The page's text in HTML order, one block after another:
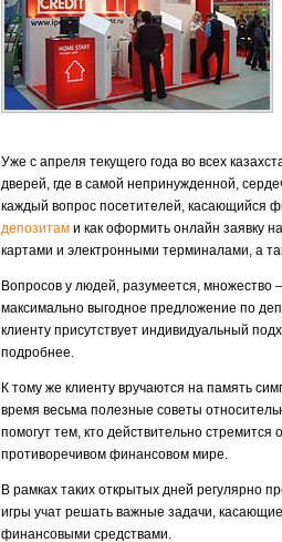
Уже с апреля текущего года во всех
дверей, где в самой непринужденной,
каждый вопрос посетителей, касающийся
депозитам и как оформить онлайн заявку
картами и электронными терминалами, а
Вопросов у людей, разумеется, множество
максимально выгодное предложение по
клиенту присутствует индивидуальный
подробнее.
К тому же клиенту вручаются на память
время весьма полезные советы
помогут тем, кто действительно
противоречивом финансовом мире.
В рамках таких открытых дней регулярно
игры учат решать важные задачи,
финансовыми средствами.